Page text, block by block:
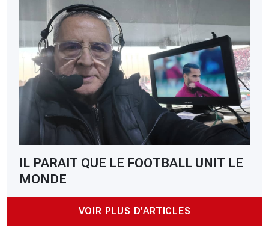
IL PARAIT QUE LE FOOTBALL UNIT LE
MONDE
VOIR PLUS D'ARTICLES